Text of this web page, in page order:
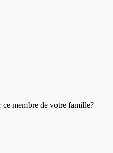
membre de votre famille?